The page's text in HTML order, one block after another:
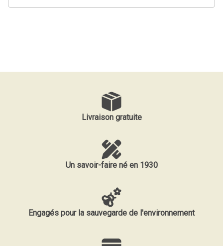
Livraison gratuite
Un savoir-faire né en 1930
Engagés pour la sauvegarde de l'environnement